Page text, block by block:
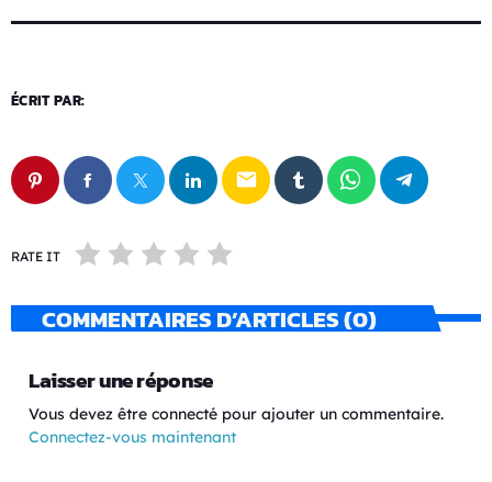
ÉCRIT PAR:
email
RATE IT
COMMENTAIRES D’ARTICLES (0)
Laisser une réponse
Vous devez être connecté pour ajouter un commentaire.
Connectez-vous maintenant